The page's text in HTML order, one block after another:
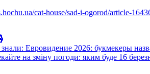
cat-house/sad-i-ogorod/article-
Евровидение 2026: букмекеры
на зміну погоди: яким буде 16